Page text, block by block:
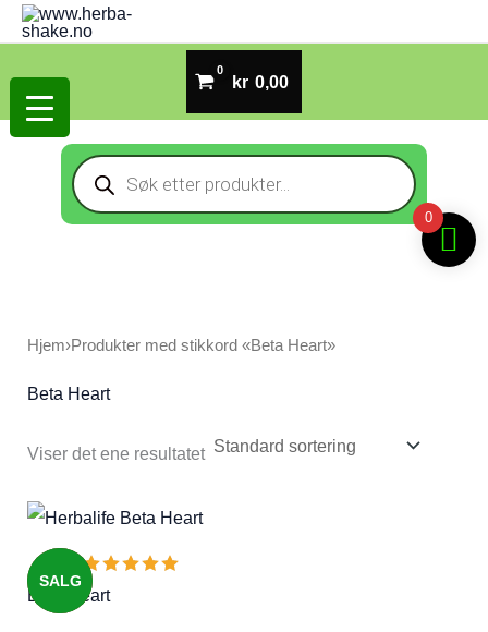
Hopp
rett
til
innholdet
kr 0,00
Products
search
Hjem›Produkter med stikkord «Beta Heart»
Beta Heart
Viser det ene resultatet
SALG
Beta Heart
0